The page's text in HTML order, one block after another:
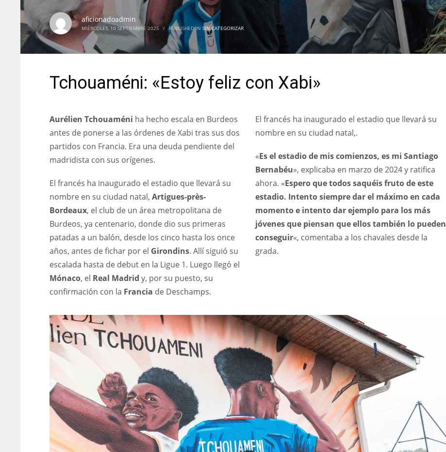
aficionadoadmin
MIÉRCOLES, 10 SEPTIEMBRE 2025 / PUBLISHED IN SIN CATEGORIZAR
Tchouaméni: «Estoy feliz con Xabi»
Aurélien Tchouaméni ha hecho escala en Burdeos
antes de ponerse a las órdenes de Xabi tras sus dos
partidos con Francia. Era una deuda pendiente del
madridista con sus orígenes.
El francés ha inaugurado el estadio que llevará su
nombre en su ciudad natal, Artigues-près-
Bordeaux, el club de un área metropolitana de
Burdeos, ya centenario, donde dio sus primeras
patadas a un balón, desde los cinco hasta los once
años, antes de fichar por el Girondins. Allí siguió su
escalada hasta de debut en la Ligue 1. Luego llegó el
Mónaco, el Real Madrid y, por su puesto, su
confirmación con la Francia de Deschamps.
El francés ha inaugurado el estadio que llevará su
nombre en su ciudad natal,.
«Es el estadio de mis comienzos, es mi Santiago
Bernabéu», explicaba en marzo de 2024 y ratifica
ahora. «Espero que todos saquéis fruto de este
estadio. Intento siempre dar el máximo en cada
momento e intento dar ejemplo para los más
jóvenes que piensan que ellos también lo pueden
conseguir«, comentaba a los chavales desde la
grada.